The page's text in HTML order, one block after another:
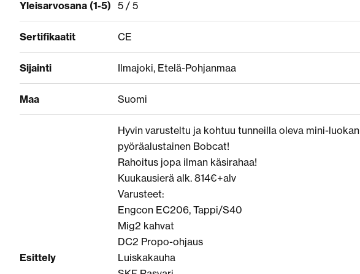
Yleisarvosana (1-5) 5 / 5
Sertifikaatit CE
Sijainti Ilmajoki, Etelä-Pohjanmaa
Maa Suomi
Esittely
Hyvin varusteltu ja kohtuu tunneilla oleva mini-luokan
pyöräalustainen Bobcat!
Rahoitus jopa ilman käsirahaa!
Kuukausierä alk. 814€+alv
Varusteet:
Engcon EC206, Tappi/S40
Mig2 kahvat
DC2 Propo-ohjaus
Luiskakauha